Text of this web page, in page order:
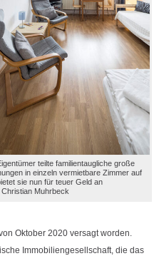
teilte familientaugliche große
in einzeln vermietbare Zimmer auf
sie nun für teuer Geld an
Christian Muhrbeck
Oktober 2020 versagt worden.
Immobiliengesellschaft, die das